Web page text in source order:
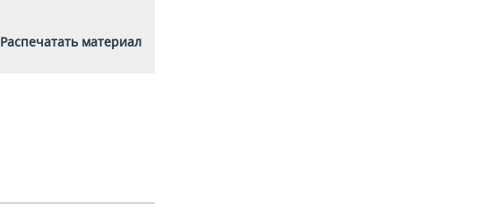
Распечатать материал